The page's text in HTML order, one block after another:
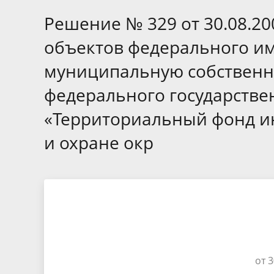
Отчет о работе
Комиссия по вопросам
муниципальной службы
фактах
Решение № 329 от
объектов федерального
муниципальную
федерального
«Территориальный фонд
и охране окр
от